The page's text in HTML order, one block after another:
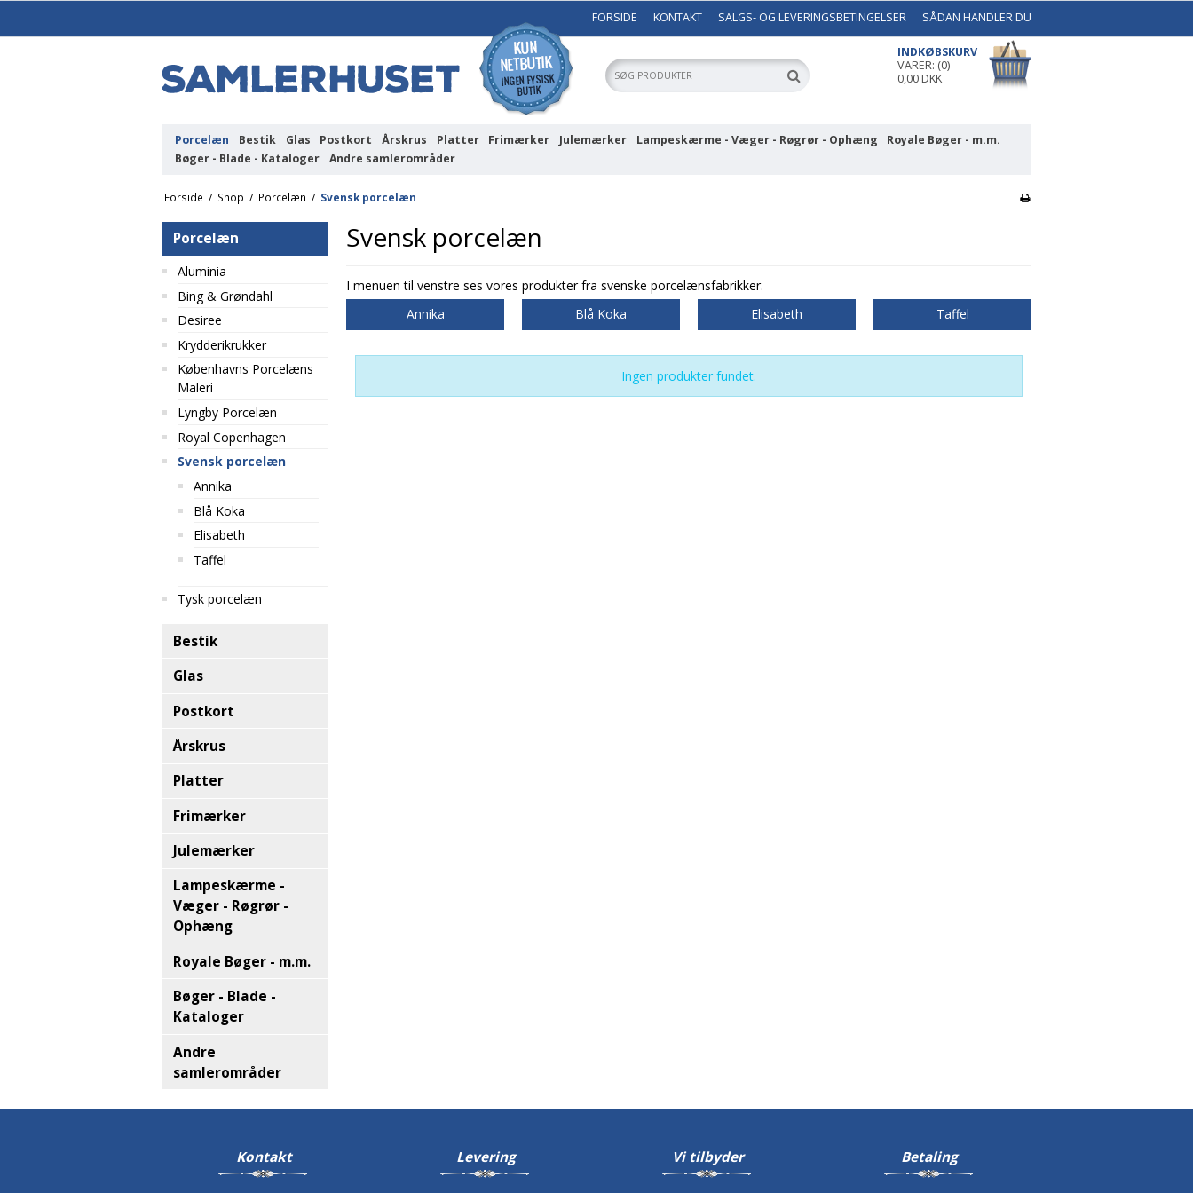
FORSIDE KONTAKT SALGS- OG LEVERINGSBETINGELSER SÅDAN HANDLER DU
INDKØBSKURV
VARER: (0)
0,00 DKK
Porcelæn Bestik Glas Postkort Årskrus Platter Frimærker Julemærker Lampeskærme - Væger - Røgrør - Ophæng
Royale Bøger - m.m.
Bøger - Blade - Kataloger
Andre samlerområder
Forside / Shop / Porcelæn / Svensk porcelæn
Porcelæn
Aluminia
Bing & Grøndahl
Desiree
Krydderikrukker
Københavns Porcelæns
Maleri
Lyngby Porcelæn
Royal Copenhagen
Svensk porcelæn
Annika
Blå Koka
Elisabeth
Taffel
Tysk porcelæn
Bestik
Glas
Postkort
Årskrus
Platter
Frimærker
Julemærker
Lampeskærme -
Væger - Røgrør -
Ophæng
Royale Bøger - m.m.
Bøger - Blade -
Kataloger
Andre
samlerområder
Svensk porcelæn
I menuen til venstre ses vores produkter fra svenske porcelænsfabrikker.
Annika
Blå Koka Elisabeth Taffel
Ingen produkter fundet.
Kontakt Levering Vi tilbyder Betaling